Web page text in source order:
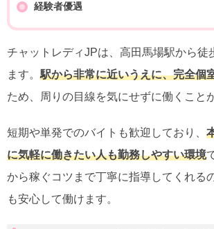
経験者優遇
チャットレディJPは、高田馬場駅から徒
ます。駅から非常に近いうえに、完全個
ため、周りの目線を気にせずに働くこと
短期や単発でのバイトも歓迎しており、
に気軽に働きたい人も勤務しやすい環境
から稼ぐコツまで丁寧に指導してくれる
も安心して働けます。